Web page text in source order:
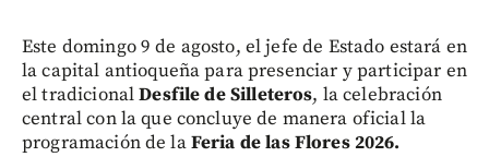
Este domingo 9 de agosto, el jefe de Estado estará en
la capital antioqueña para presenciar y participar en
el tradicionalDesfile de Silleteros, la celebración
central con la que concluye de manera oficial la
programación de laFeria de las Flores 2026.